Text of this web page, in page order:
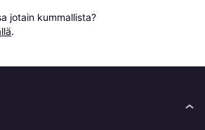
jotain kummallista?
.